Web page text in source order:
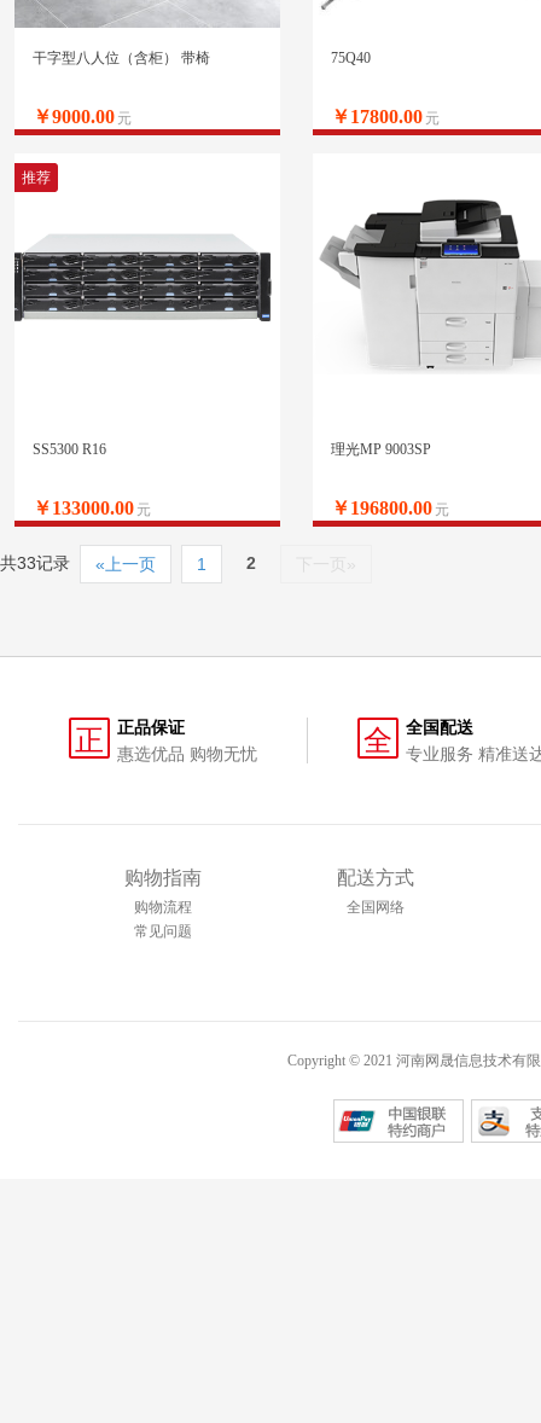
干字型八人位（含柜） 带椅
￥9000.00 元
75Q40
￥17800.00 元
推荐
SS5300 R16
￥133000.00 元
理光MP 9003SP
￥196800.00 元
共33记录 «上一页 1 2 下一页»
正
正品保证
惠选优品 购物无忧
全
全国配送
专业服务 精准送
购物指南
购物流程
常见问题
配送方式
全国网络
Copyright © 2021 河南网晟信息技术有